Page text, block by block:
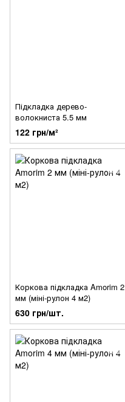
Підкладка дерево-
волокниста 5.5 мм
122 грн/м²
Коркова підкладка Amorim 2
мм (міні-рулон 4 м2)
630 грн/шт.